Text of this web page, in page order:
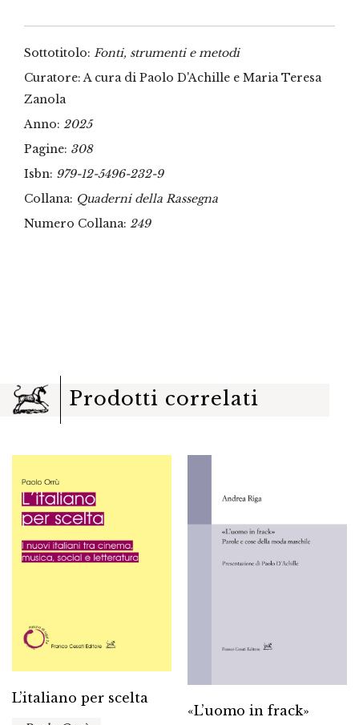
Sottotitolo: Fonti, strumenti e metodi
Curatore: A cura di Paolo D'Achille e Maria Teresa
Zanola
Anno: 2025
Pagine: 308
Isbn: 979-12-5496-232-9
Collana: Quaderni della Rassegna
Numero Collana: 249
Prodotti correlati
L’italiano per scelta
«L’uomo in frack»